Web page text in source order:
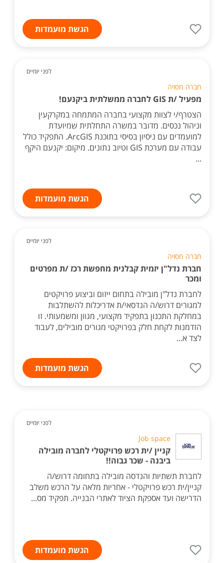
הגשת מועמדות
לפני יומיים
חברה חסויה
מפעיל /ת GIS לחברה ממשלתית ביקנעם!
הצטרף/י לצוות מקצועי בחברה המתמחה במקרקעין
וניהול נכסים. מדובר במשרה התחלתית שמיועדת
למועמדים עם ניסיון בסיסי בתוכנת ArcGIS. התפקיד כולל
עבודה עם מערכת GIS וטיוב נתונים. מיקום: יקנעם היקף
...
הגשת מועמדות
לפני יומיים
חברה חסויה
חברת נדל"ן יזמית קבלנית מחפשת רכז /ת מפרטים
ומכר
לחברת נדל"ן מובילה בתחום ייזום וביצוע פרויקטים
למגורים דרוש/ה הנדסאי/ת אדריכלות להשתלבות
במחלקת התכנון בתפקיד מקצועי, מגוון ומשמעותי. זו
הזדמנות לקחת חלק בפרויקטי מגורים מובילים, לעבוד
לצד א...
הגשת מועמדות
לפני יומיים
Job space
קניין /ית רכש פרויקטלי לחברה מובילה
ביבנה - שכר גבוה!!
לחברת תשתיות והנדסה מובילה בתחומה דרוש/ה
קניין/ית רכש פרויקטלי - אחריות מלאה על הרכש משלב
הדרישה ועד אספקת הציוד לאתרי הבנייה. תפקיד מס...
הגשת מועמדות